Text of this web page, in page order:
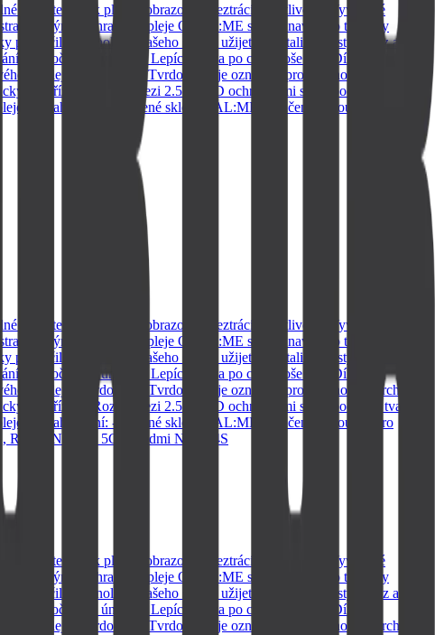
na dotek a tak plocha obrazovky neztrácí na citlivosti. Vyvážené
Ochrana displeje OBAL:ME sklo je navrženo tak, aby
pokročilé technologii našeho skla si užijete krystalicky čistý obraz a
vaše oči před únavou. Lepící vrstva po celé ploše skla Díky
displeje. Tvrdost 9H Tvrdost 9H je označení pro odolnost povrchu,
zařízení. Rozdíl mezi 2.5D a 5D ochrannými skly spočívá v tvaru a
Obsah balení: - tvrzené sklo OBAL:ME - vlhčený ubrousek pro
na dotek a tak plocha obrazovky neztrácí na citlivosti. Vyvážené
Ochrana displeje OBAL:ME sklo je navrženo tak, aby
technologii našeho skla si užijete krystalicky čistý obraz a
vaše oči před únavou. Lepící vrstva po celé ploše skla Díky
displeje. Tvrdost 9H Tvrdost 9H je označení pro odolnost povrchu,
zařízení. Rozdíl mezi 2.5D a 5D ochrannými skly spočívá v tvaru a
Obsah balení: - tvrzené sklo OBAL:ME - vlhčený ubrousek pro
Redmi Note 14 5G a Redmi Note 14S
na dotek a tak plocha obrazovky neztrácí na citlivosti. Vyvážené
Ochrana displeje OBAL:ME sklo je navrženo tak, aby
pokročilé technologii našeho skla si užijete krystalicky čistý obraz a
vaše oči před únavou. Lepící vrstva po celé ploše skla Díky
displeje. Tvrdost 9H Tvrdost 9H je označení pro odolnost povrchu,